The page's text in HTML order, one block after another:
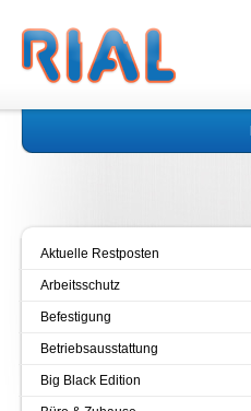
Aktuelle Restposten
Arbeitsschutz
Befestigung
Betriebsausstattung
Big Black Edition